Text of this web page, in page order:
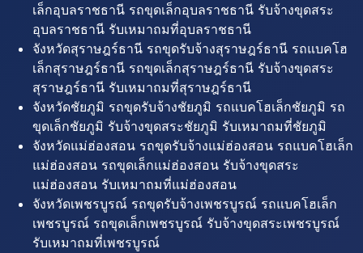
เล็กอุบลราชธานี รถขุดเล็กอุบลราชธานี รับจ้างขุดสระ
อุบลราชธานี รับเหมาถมที่อุบลราชธานี
จังหวัดสุราษฎร์ธานี รถขุดรับจ้างสุราษฎร์ธานี รถแบคโฮ
เล็กสุราษฎร์ธานี รถขุดเล็กสุราษฎร์ธานี รับจ้างขุดสระ
สุราษฎร์ธานี รับเหมาถมที่สุราษฎร์ธานี
จังหวัดชัยภูมิ รถขุดรับจ้างชัยภูมิ รถแบคโฮเล็กชัยภูมิ รถ
ขุดเล็กชัยภูมิ รับจ้างขุดสระชัยภูมิ รับเหมาถมที่ชัยภูมิ
จังหวัดแม่ฮ่องสอน รถขุดรับจ้างแม่ฮ่องสอน รถแบคโฮเล็ก
แม่ฮ่องสอน รถขุดเล็กแม่ฮ่องสอน รับจ้างขุดสระ
แม่ฮ่องสอน รับเหมาถมที่แม่ฮ่องสอน
จังหวัดเพชรบูรณ์ รถขุดรับจ้างเพชรบูรณ์ รถแบคโฮเล็ก
เพชรบูรณ์ รถขุดเล็กเพชรบูรณ์ รับจ้างขุดสระเพชรบูรณ์
รับเหมาถมที่เพชรบูรณ์